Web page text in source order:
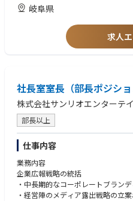
経営層との近距離での連携：
日本法人の社長および経営陣と直
コミュニケーション戦略を支援し
【キャリアパス】
日本広報の経験を積んだ後、アジア
グローバルコミュニケーション領
希望で社内異動として社内公募制度
（2）事業所総務業務
①重要顧客を含む来訪者に対する
②来訪者の来訪目的に応じた資料
ーリング、当日のアテンド）
②総務/庶務関係社内規程の制定・
③社内広報紙等の編纂
④役員秘書業務及びその取り纏め
⑤式典等社内行事の企画・運営
⑥オフィス環境整備
（2）航空機製造事業法・武器等製
岐阜県
求人
社長室室長（部長ポジショ
株式会社サンリオエンターテ
部長以上
仕事内容
業務内容
企業広報戦略の統括
・中長期的なコーポレートブラン
・経営陣のメディア露出戦略の立